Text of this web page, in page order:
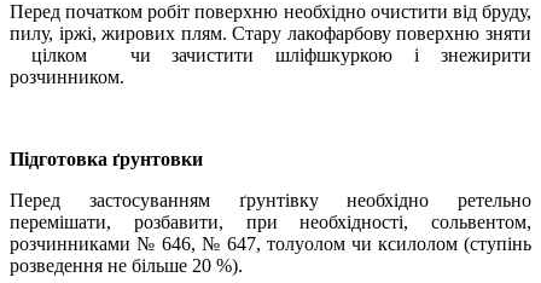
Перед початком робіт поверхню необхідно очистити від бруду,
пилу, іржі, жирових плям. Стару лакофарбову поверхню зняти
цілком чи зачистити шліфшкуркою і знежирити
розчинником.
Підготовка ґрунтовки
Перед застосуванням ґрунтівку необхідно ретельно
перемішати, розбавити, при необхідності, сольвентом,
розчинниками № 646, № 647, толуолом чи ксилолом (ступінь
розведення не більше 20 %).